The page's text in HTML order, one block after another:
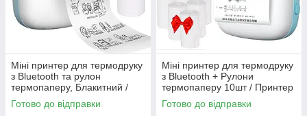
Міні принтер для термодруку
з Bluetooth та рулон
термопаперу, Блакитний /
Принтер для телефону /
Термопринтер
Готово до відправки
Міні принтер для термодруку
з Bluetooth + Рулони
термопаперу 10шт / Принтер
для телефону
Готово до відправки